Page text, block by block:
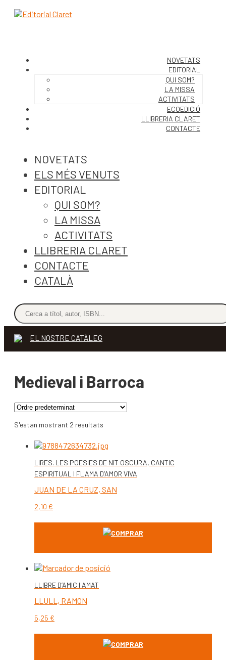
NOVETATS
EDITORIAL
QUI SOM?
LA MISSA
ACTIVITATS
ECOEDICIÓ
LLIBRERIA CLARET
CONTACTE
NOVETATS
ELS MÉS VENUTS
EDITORIAL
QUI SOM?
LA MISSA
ACTIVITATS
LLIBRERIA CLARET
CONTACTE
CATALÀ
EL NOSTRE CATÀLEG
Medieval i Barroca
S'estan mostrant 2 resultats
LIRES. LES POESIES DE NIT OSCURA, CANTIC
ESPIRITUAL I FLAMA D’AMOR VIVA
JUAN DE LA CRUZ, SAN
2,10 €
COMPRAR
LLIBRE D’AMIC I AMAT
LLULL, RAMON
5,25 €
COMPRAR